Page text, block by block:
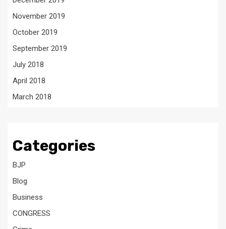
November 2019
October 2019
September 2019
July 2018
April 2018
March 2018
Categories
BJP
Blog
Business
CONGRESS